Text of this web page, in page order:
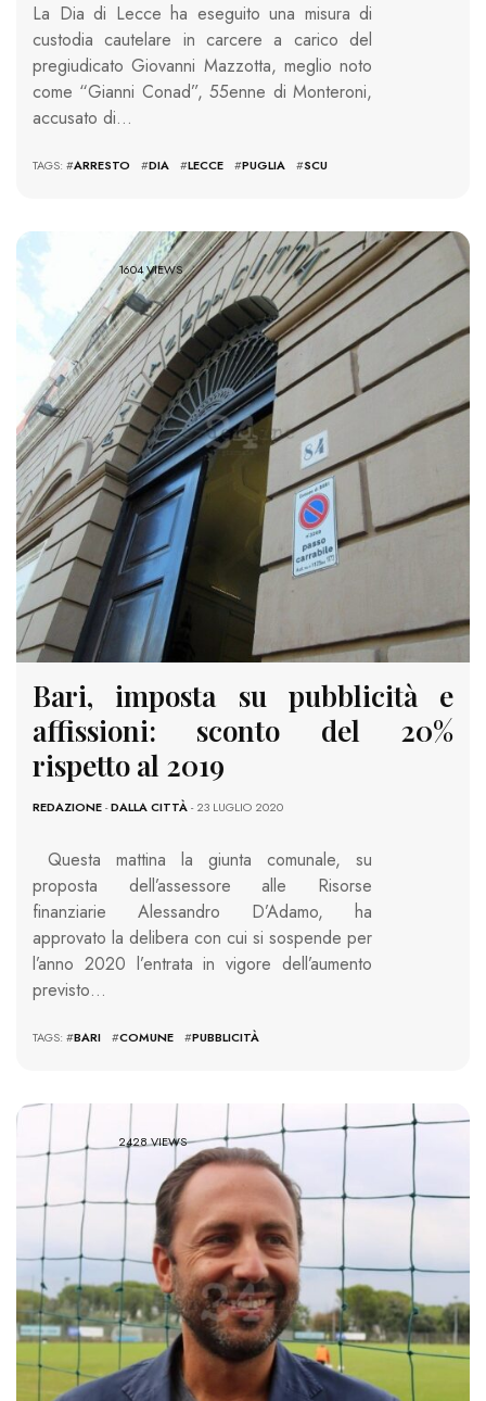
La Dia di Lecce ha eseguito una misura di
custodia cautelare in carcere a carico del
pregiudicato Giovanni Mazzotta, meglio noto
come “Gianni Conad”, 55enne di Monteroni,
accusato di…
TAGS: #ARRESTO #DIA #LECCE #PUGLIA #SCU
1604 VIEWS
Bari, imposta su pubblicità e
affissioni: sconto del 20%
rispetto al 2019
REDAZIONE-DALLA CITTÀ- 23 LUGLIO 2020
Questa mattina la giunta comunale, su
proposta dell’assessore alle Risorse
finanziarie Alessandro D’Adamo, ha
approvato la delibera con cui si sospende per
l’anno 2020 l’entrata in vigore dell’aumento
previsto…
TAGS: #BARI #COMUNE #PUBBLICITÀ
2428 VIEWS